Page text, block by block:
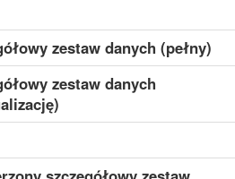
zestaw danych (pełny)
zestaw danych